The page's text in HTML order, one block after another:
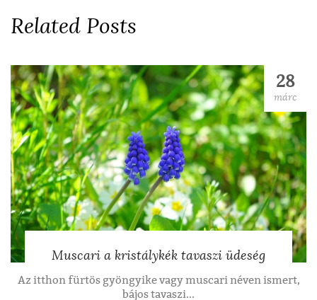
Related Posts
28
márc
Muscari a kristálykék tavaszi üdeség
Az itthon fürtös gyöngyike vagy muscari néven ismert,
bájos tavaszi...